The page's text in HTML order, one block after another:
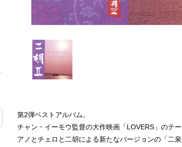
第2弾ベストアルバム。
チャン・イーモウ監督の大作映画「LOVERS」のテ
アノとチェロと二胡による新たなバージョンの「二